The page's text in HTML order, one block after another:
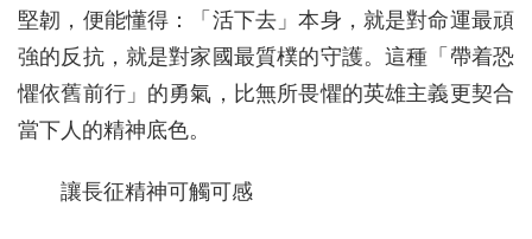
堅韌，便能懂得：「活下去」本身，就是對命運最頑
強的反抗，就是對家國最質樸的守護。這種「帶着恐
懼依舊前行」的勇氣，比無所畏懼的英雄主義更契合
當下人的精神底色。
讓長征精神可觸可感